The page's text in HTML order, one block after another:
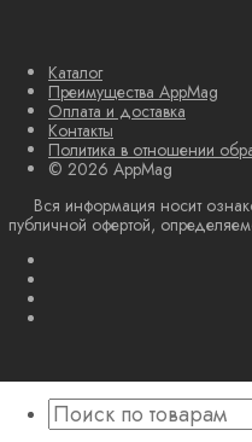
Каталог
Преимущества AppMag
Оплата и доставка
Контакты
Политика в отношении
© 2026 AppMag
Вся информация носит
публичной офертой,